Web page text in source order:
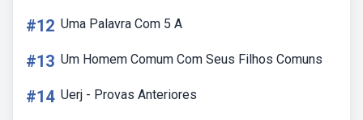
#12 Uma Palavra Com 5 A
#13 Um Homem Comum Com Seus Filhos Comuns
#14 Uerj - Provas Anteriores